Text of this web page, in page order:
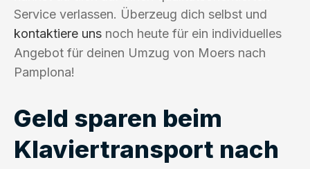
Service verlassen. Überzeug dich selbst und
kontaktiere uns noch heute für ein individuelles
Angebot für deinen Umzug von Moers nach
Pamplona!
Geld sparen beim
Klaviertransport nach